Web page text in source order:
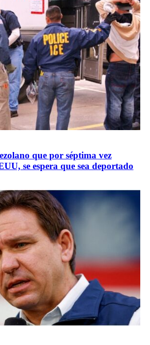
que por séptima vez
se espera que sea deportado